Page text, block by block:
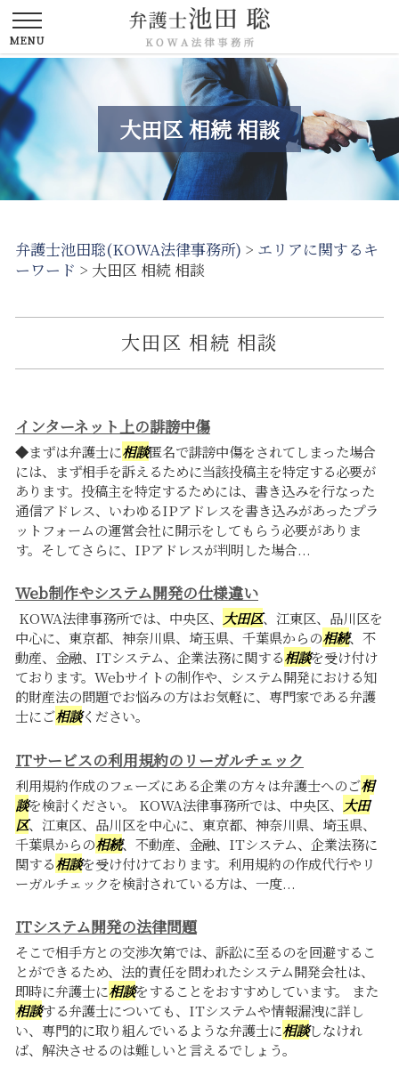
大田区 相続 相談
弁護士池田聡(KOWA法律事務所) > エリアに関するキ
ーワード > 大田区 相続 相談
大田区 相続 相談
インターネット上の誹謗中傷
◆まずは弁護士に相談匿名で誹謗中傷をされてしまった場合
には、まず相手を訴えるために当該投稿主を特定する必要が
あります。投稿主を特定するためには、書き込みを行なった
通信アドレス、いわゆるIPアドレスを書き込みがあったプラ
ットフォームの運営会社に開示をしてもらう必要がありま
す。そしてさらに、IPアドレスが判明した場合...
Web制作やシステム開発の仕様違い
KOWA法律事務所では、中央区、 大田区、江東区、品川区を
中心に、東京都、神奈川県、埼玉県、千葉県からの相続、不
動産、金融、ITシステム、企業法務に関する相談を受け付け
ております。Webサイトの制作や、システム開発における知
的財産法の問題でお悩みの方はお気軽に、専門家である弁護
士にご相談ください。
ITサービスの利用規約のリーガルチェック
利用規約作成のフェーズにある企業の方々は弁護士へのご相
談を検討ください。 KOWA法律事務所では、中央区、 大田
区、江東区、品川区を中心に、東京都、神奈川県、埼玉県、
千葉県からの相続、不動産、金融、ITシステム、企業法務に
関する相談を受け付けております。利用規約の作成代行やリ
ーガルチェックを検討されている方は、一度...
ITシステム開発の法律問題
そこで相手方との交渉次第では、訴訟に至るのを回避するこ
とができるため、法的責任を問われたシステム開発会社は、
即時に弁護士に相談をすることをおすすめしています。 また
相談する弁護士についても、ITシステムや情報漏洩に詳し
い、専門的に取り組んでいるような弁護士に相談しなけれ
ば、解決させるのは難しいと言えるでしょう。